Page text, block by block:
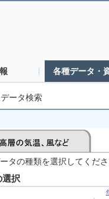
各種データ・
ータ検索
タの種類を選択してくだ
選択